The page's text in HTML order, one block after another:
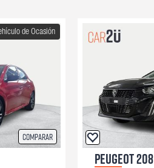
Comparar
de Ocasión
PEUGEOT 208